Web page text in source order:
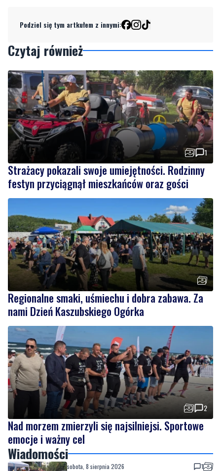
1
Strażacy pokazali swoje umiejętności. Rodzinny
festyn przyciągnął mieszkańców oraz gości
Regionalne smaki, uśmiechu i dobra zabawa. Za
nami Dzień Kaszubskiego Ogórka
2
Nad morzem zmierzyli się najsilniejsi. Sportowe
emocje i ważny cel
Wiadomości
sobota, 8 sierpnia 2026 1
Strażacy pokazali swoje umiejętności.
Rodzinny festyn przyciągnął mieszkańców
oraz gości